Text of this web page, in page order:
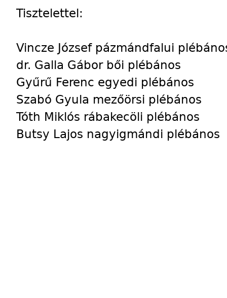
Tisztelettel:
Vincze József pázmándfalui
dr. Galla Gábor bői plébános
Gyűrű Ferenc egyedi plébános
Szabó Gyula mezőörsi plébános
Tóth Miklós rábakecöli plébános
Butsy Lajos nagyigmándi plébános